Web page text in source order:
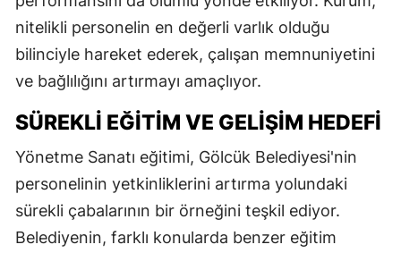
nitelikli personelin en değerli varlık olduğu
bilinciyle hareket ederek, çalışan memnuniyetini
ve bağlılığını artırmayı amaçlıyor.
SÜREKLI EĞITIM VE GELIŞIM HEDEFI
Yönetme Sanatı eğitimi, Gölcük Belediyesi'nin
personelinin yetkinliklerini artırma yolundaki
sürekli çabalarının bir örneğini teşkil ediyor.
Belediyenin, farklı konularda benzer eğitim